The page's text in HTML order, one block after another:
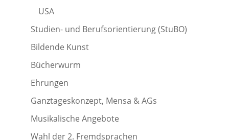
USA
Studien- und Berufsorientierung (StuBO)
Bildende Kunst
Bücherwurm
Ehrungen
Ganztageskonzept, Mensa & AGs
Musikalische Angebote
Wahl der 2. Fremdsprachen